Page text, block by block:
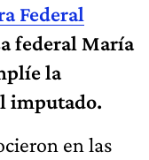
Federal
federal María
la
imputado.
en las